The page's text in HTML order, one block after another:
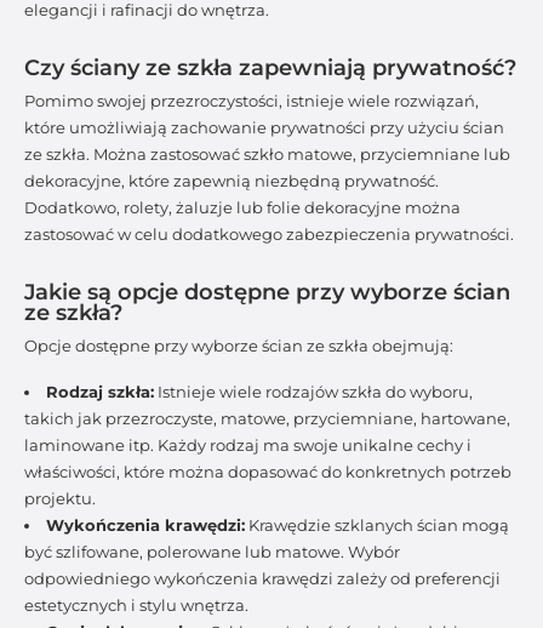
elegancji i rafinacji do wnętrza.
Czy ściany ze szkła zapewniają prywatność?
Pomimo swojej przezroczystości, istnieje wiele rozwiązań,
które umożliwiają zachowanie prywatności przy użyciu ścian
ze szkła. Można zastosować szkło matowe, przyciemniane lub
dekoracyjne, które zapewnią niezbędną prywatność.
Dodatkowo, rolety, żaluzje lub folie dekoracyjne można
zastosować w celu dodatkowego zabezpieczenia prywatności.
Jakie są opcje dostępne przy wyborze ścian
ze szkła?
Opcje dostępne przy wyborze ścian ze szkła obejmują:
Rodzaj szkła:Istnieje wiele rodzajów szkła do wyboru,
takich jak przezroczyste, matowe, przyciemniane, hartowane,
laminowane itp. Każdy rodzaj ma swoje unikalne cechy i
właściwości, które można dopasować do konkretnych potrzeb
projektu.
Wykończenia krawędzi:Krawędzie szklanych ścian mogą
być szlifowane, polerowane lub matowe. Wybór
odpowiedniego wykończenia krawędzi zależy od preferencji
estetycznych i stylu wnętrza.